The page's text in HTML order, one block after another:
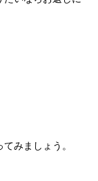
みましょう。